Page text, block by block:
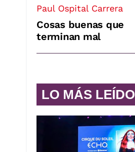
Paul Ospital Carrera
Cosas buenas que
terminan mal
LO MÁS LEÍDO